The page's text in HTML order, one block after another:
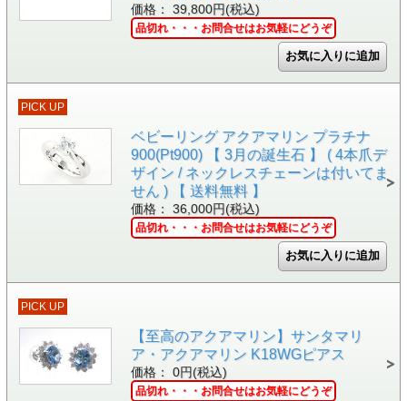
価格： 39,800円(税込)
品切れ・・・お問合せはお気軽にどうぞ
PICK UP
ベビーリング アクアマリン プラチナ
900(Pt900) 【 3月の誕生石 】 ( 4本爪デ
ザイン / ネックレスチェーンは付いてま
せん ) 【 送料無料 】
価格： 36,000円(税込)
品切れ・・・お問合せはお気軽にどうぞ
PICK UP
【至高のアクアマリン】サンタマリ
ア・アクアマリン K18WGピアス
価格： 0円(税込)
品切れ・・・お問合せはお気軽にどうぞ